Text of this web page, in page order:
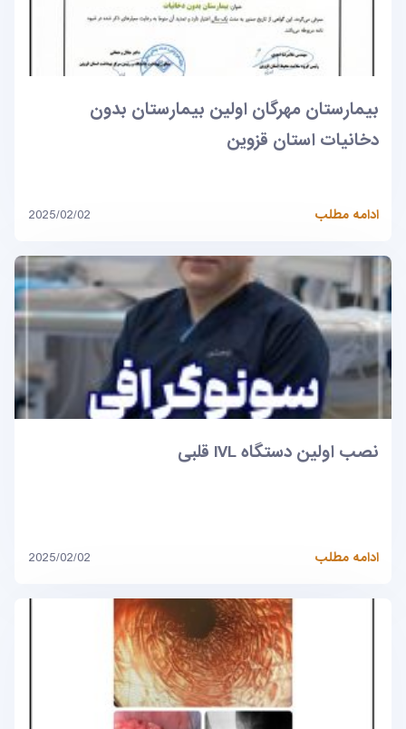
بیمارستان مهرگان اولین بیمارستان بدون
دخانیات استان قزوین
ادامه مطلب 2025/02/02
نصب اولین دستگاه IVL قلبی
ادامه مطلب 2025/02/02